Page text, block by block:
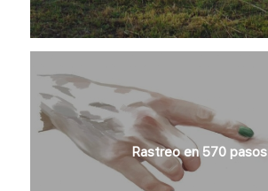
Rastreo en 570 pasos